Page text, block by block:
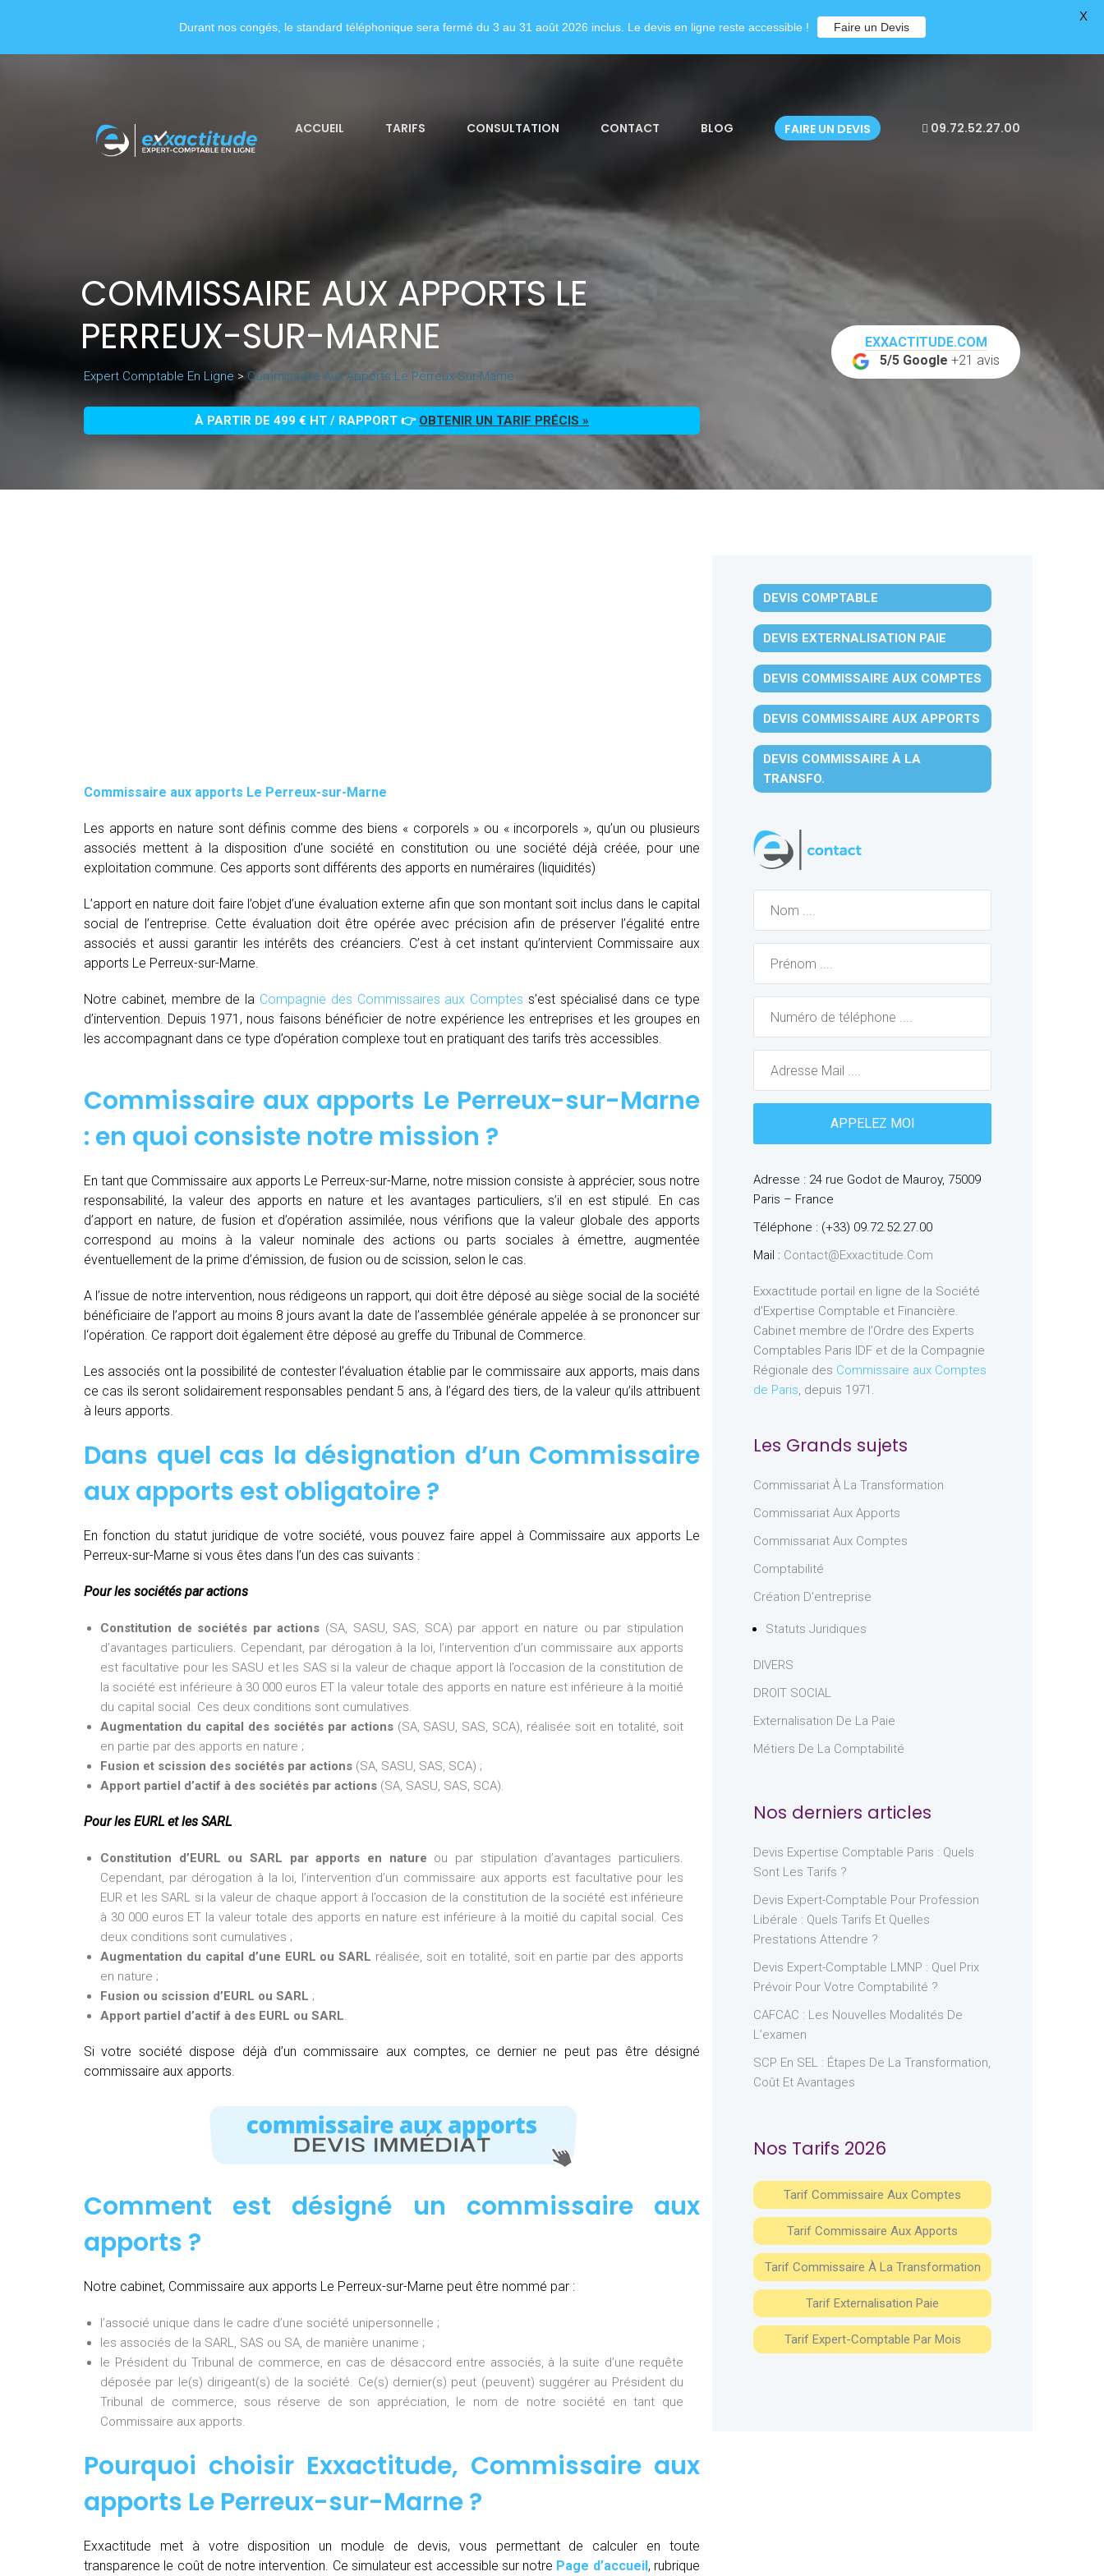
ACCUEIL TARIFS CONSULTATION CONTACT BLOG FAIRE UN DEVIS 09.72.52.27.00
COMMISSAIRE AUX APPORTS LE
PERREUX-SUR-MARNE
Expert Comptable En Ligne > Commissaire Aux Apports Le Perreux-Sur-Marne
À PARTIR DE 499 € HT / RAPPORT 👉 OBTENIR UN TARIF PRÉCIS »
EXXACTITUDE.COM
5/5 Google +21 avis
Commissaire aux apports Le Perreux-sur-Marne
Les apports en nature sont définis comme des biens « corporels » ou « incorporels », qu’un ou plusieurs
associés mettent à la disposition d’une société en constitution ou une société déjà créée, pour une
exploitation commune. Ces apports sont différents des apports en numéraires (liquidités)
L’apport en nature doit faire l’objet d’une évaluation externe afin que son montant soit inclus dans le capital
social de l’entreprise. Cette évaluation doit être opérée avec précision afin de préserver l’égalité entre
associés et aussi garantir les intérêts des créanciers. C’est à cet instant qu’intervient Commissaire aux
apports Le Perreux-sur-Marne.
Notre cabinet, membre de la Compagnie des Commissaires aux Comptes s’est spécialisé dans ce type
d’intervention. Depuis 1971, nous faisons bénéficier de notre expérience les entreprises et les groupes en
les accompagnant dans ce type d’opération complexe tout en pratiquant des tarifs très accessibles.
Commissaire aux apports Le Perreux-sur-Marne
: en quoi consiste notre mission ?
En tant que Commissaire aux apports Le Perreux-sur-Marne, notre mission consiste à apprécier, sous notre
responsabilité, la valeur des apports en nature et les avantages particuliers, s’il en est stipulé. En cas
d’apport en nature, de fusion et d’opération assimilée, nous vérifions que la valeur globale des apports
correspond au moins à la valeur nominale des actions ou parts sociales à émettre, augmentée
éventuellement de la prime d’émission, de fusion ou de scission, selon le cas.
A l’issue de notre intervention, nous rédigeons un rapport, qui doit être déposé au siège social de la société
bénéficiaire de l’apport au moins 8 jours avant la date de l’assemblée générale appelée à se prononcer sur
l‘opération. Ce rapport doit également être déposé au greffe du Tribunal de Commerce.
Les associés ont la possibilité de contester l’évaluation établie par le commissaire aux apports, mais dans
ce cas ils seront solidairement responsables pendant 5 ans, à l’égard des tiers, de la valeur qu’ils attribuent
à leurs apports.
Dans quel cas la désignation d’un Commissaire
aux apports est obligatoire ?
En fonction du statut juridique de votre société, vous pouvez faire appel à Commissaire aux apports Le
Perreux-sur-Marne si vous êtes dans l’un des cas suivants :
Pour les sociétés par actions
Constitution de sociétés par actions (SA, SASU, SAS, SCA) par apport en nature ou par stipulation
d’avantages particuliers. Cependant, par dérogation à la loi, l’intervention d’un commissaire aux apports
est facultative pour les SASU et les SAS si la valeur de chaque apport là l’occasion de la constitution de
la société est inférieure à 30 000 euros ET la valeur totale des apports en nature est inférieure à la moitié
du capital social. Ces deux conditions sont cumulatives.
Augmentation du capital des sociétés par actions(SA, SASU, SAS, SCA), réalisée soit en totalité, soit
en partie par des apports en nature ;
Fusion et scission des sociétés par actions (SA, SASU, SAS, SCA) ;
Apport partiel d’actif à des sociétés par actions (SA, SASU, SAS, SCA).
Pour les EURL et les SARL
Constitution d’EURL ou SARL par apports en nature ou par stipulation d’avantages particuliers.
Cependant, par dérogation à la loi, l’intervention d’un commissaire aux apports est facultative pour les
EUR et les SARL si la valeur de chaque apport à l’occasion de la constitution de la société est inférieure
à 30 000 euros ET la valeur totale des apports en nature est inférieure à la moitié du capital social. Ces
deux conditions sont cumulatives ;
Augmentation du capital d’une EURL ou SARL réalisée, soit en totalité, soit en partie par des apports
en nature ;
Fusion ou scission d’EURL ou SARL ;
Apport partiel d’actif à des EURL ou SARL.
Si votre société dispose déjà d’un commissaire aux comptes, ce dernier ne peut pas être désigné
commissaire aux apports.
Comment est désigné un commissaire aux
apports ?
Notre cabinet, Commissaire aux apports Le Perreux-sur-Marne peut être nommé par :
l’associé unique dans le cadre d’une société unipersonnelle ;
les associés de la SARL, SAS ou SA, de manière unanime ;
le Président du Tribunal de commerce, en cas de désaccord entre associés, à la suite d’une requête
déposée par le(s) dirigeant(s) de la société. Ce(s) dernier(s) peut (peuvent) suggérer au Président du
Tribunal de commerce, sous réserve de son appréciation, le nom de notre société en tant que
Commissaire aux apports.
Pourquoi choisir Exxactitude, Commissaire aux
apports Le Perreux-sur-Marne?
Exxactitude met à votre disposition un module de devis, vous permettant de calculer en toute
transparence le coût de notre intervention. Ce simulateur est accessible sur notre Page d’accueil, rubrique
DEVIS COMPTABLE
DEVIS EXTERNALISATION PAIE
DEVIS COMMISSAIRE AUX COMPTES
DEVIS COMMISSAIRE AUX APPORTS
DEVIS COMMISSAIRE À LA
TRANSFO.
Adresse : 24 rue Godot de Mauroy, 75009
Paris – France
Téléphone : (+33) 09.72.52.27.00
Mail : Contact@exxactitude.com
Exxactitude portail en ligne de la Société
d’Expertise Comptable et Financière.
Cabinet membre de l’Ordre des Experts
Comptables Paris IDF et de la Compagnie
Régionale des Commissaire aux Comptes
de Paris, depuis 1971.
Les Grands sujets
Commissariat À La Transformation
Commissariat Aux Apports
Commissariat Aux Comptes
Comptabilité
Création D'entreprise
Statuts Juridiques
DIVERS
DROIT SOCIAL
Externalisation De La Paie
Métiers De La Comptabilité
Nos derniers articles
Devis Expertise Comptable Paris : Quels
Sont Les Tarifs ?
Devis Expert-Comptable Pour Profession
Libérale : Quels Tarifs Et Quelles
Prestations Attendre ?
Devis Expert-Comptable LMNP : Quel Prix
Prévoir Pour Votre Comptabilité ?
CAFCAC : Les Nouvelles Modalités De
L’examen
SCP En SEL : Étapes De La Transformation,
Coût Et Avantages
Nos Tarifs 2026
Tarif Commissaire Aux Comptes
Tarif Commissaire Aux Apports
Tarif Commissaire À La Transformation
Tarif Externalisation Paie
Tarif Expert-Comptable Par Mois
Durant nos congés, le standard téléphonique sera fermé du 3 au 31 août 2026 inclus. Le devis en ligne reste accessible ! Faire un Devis
X